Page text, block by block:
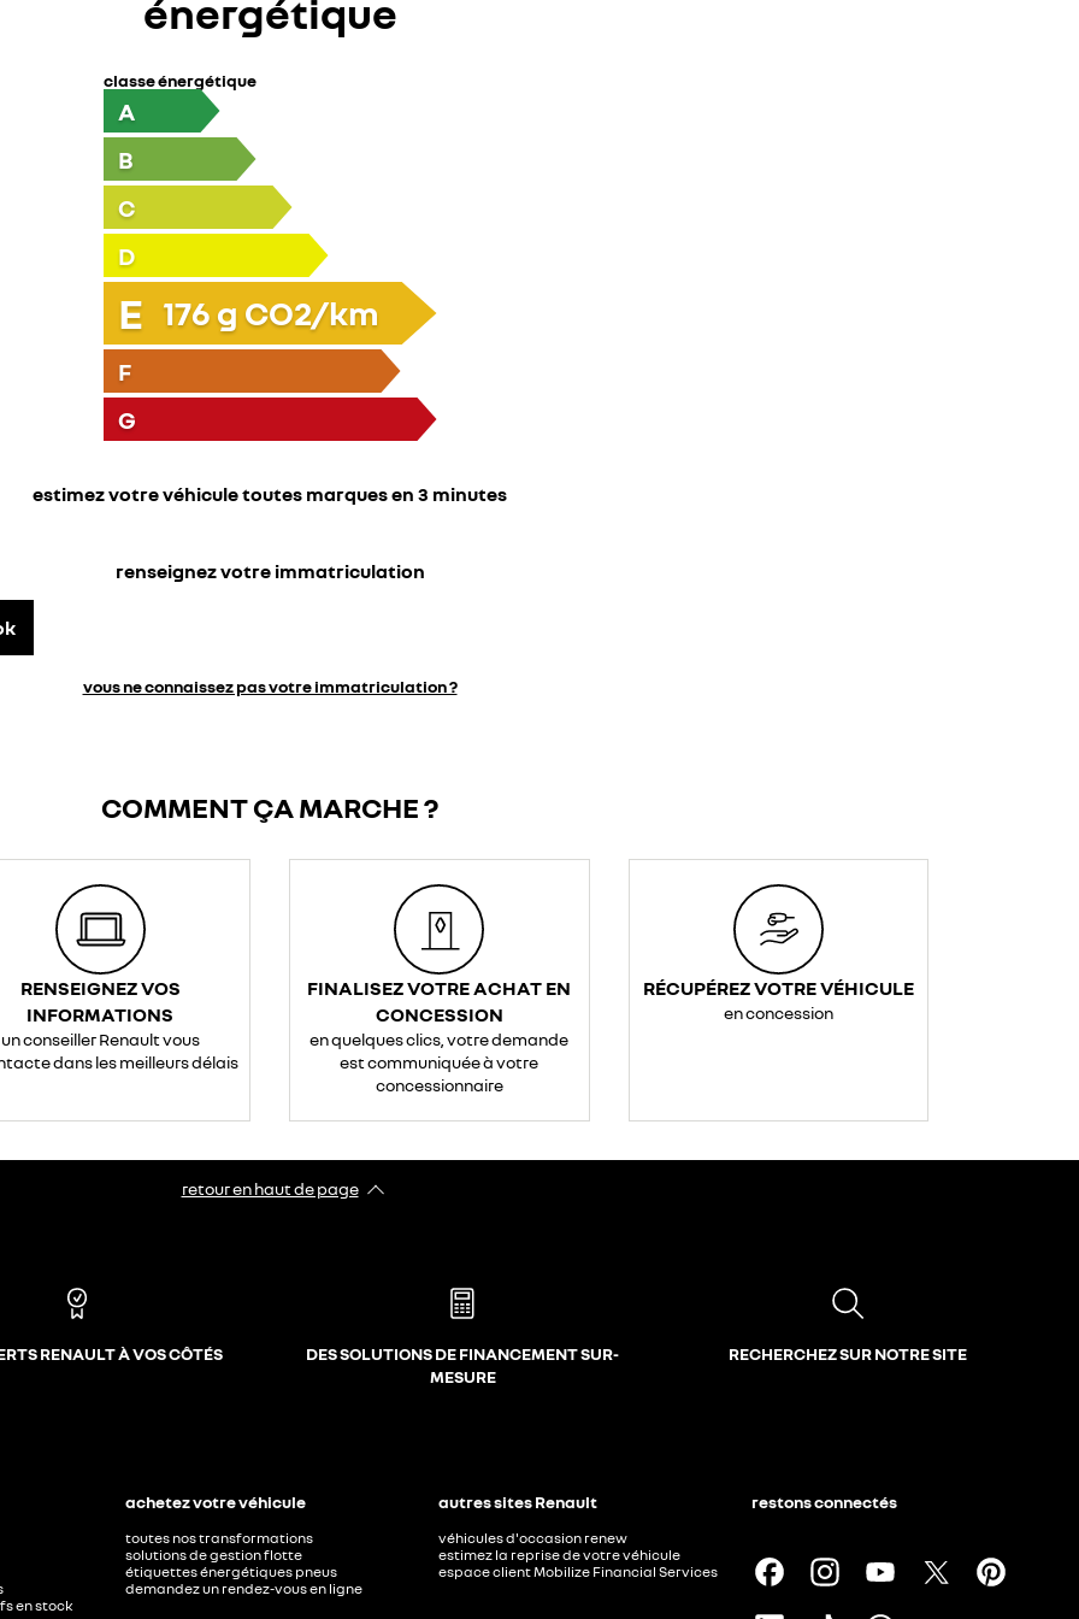
énergétique
classe énergétique
A
B
C
D
E 176 g CO2/km
F
G
estimez votre véhicule toutes marques en 3 minutes
renseignez votre immatriculation
vous ne connaissez pas votre immatriculation ?
COMMENT ÇA MARCHE ?
RENSEIGNEZ VOS
INFORMATIONS
un conseiller Renault vous
dans les meilleurs délais
FINALISEZ VOTRE ACHAT EN
CONCESSION
en quelques clics, votre demande
est communiquée à votre
concessionnaire
RÉCUPÉREZ VOTRE VÉHICULE
en concession
retour en haut de page​
RENAULT À VOS CÔTÉS
DES SOLUTIONS DE FINANCEMENT SUR-
MESURE
RECHERCHEZ SUR NOTRE SITE
en stock
achetez votre véhicule
toutes nos transformations
solutions de gestion flotte
étiquettes énergétiques pneus
demandez un rendez-vous en ligne
autres sites Renault
véhicules d'occasion renew
estimez la reprise de votre véhicule
espace client Mobilize Financial Services
restons connectés